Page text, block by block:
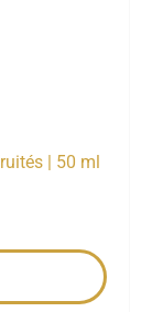
| 50 ml